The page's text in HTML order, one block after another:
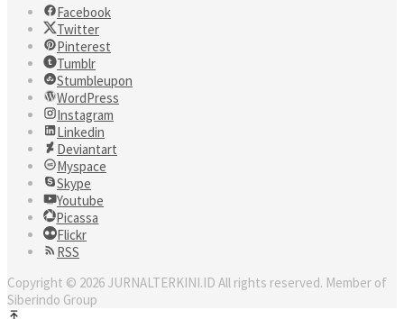
Facebook
Twitter
Pinterest
Tumblr
Stumbleupon
WordPress
Instagram
Linkedin
Deviantart
Myspace
Skype
Youtube
Picassa
Flickr
RSS
Copyright © 2026 JURNALTERKINI.ID All rights reserved. Member of
Siberindo Group